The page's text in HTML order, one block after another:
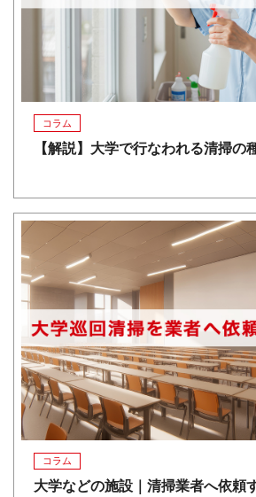
コラム
【解説】大学で行なわれる清掃の
コラム
大学などの施設｜清掃業者へ依頼